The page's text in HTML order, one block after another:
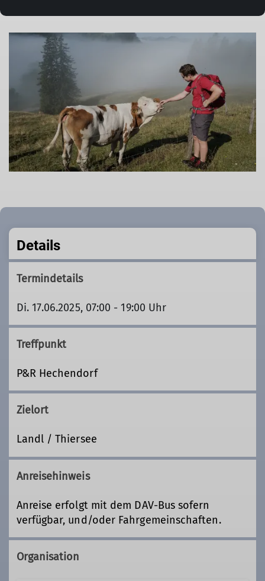
Details
Termindetails
Di. 17.06.2025, 07:00 - 19:00 Uhr
Treffpunkt
P&R Hechendorf
Zielort
Landl / Thiersee
Anreisehinweis
Anreise erfolgt mit dem DAV-Bus sofern
verfügbar, und/oder Fahrgemeinschaften.
Organisation